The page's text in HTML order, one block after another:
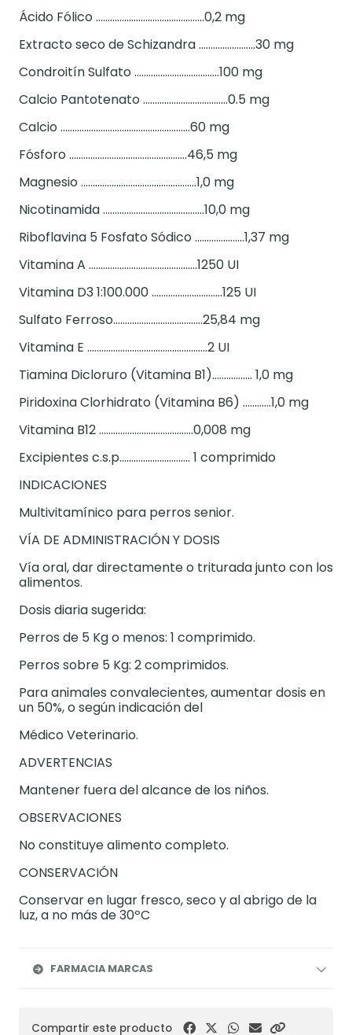
Ácido Fólico ..............................................0,2 mg
Extracto seco de Schizandra ........................30 mg
Condroitín Sulfato ....................................100 mg
Calcio Pantotenato ....................................0.5 mg
Calcio .......................................................60 mg
Fósforo ..................................................46,5 mg
Magnesio .................................................1,0 mg
Nicotinamida ...........................................10,0 mg
Riboflavina 5 Fosfato Sódico .....................1,37 mg
Vitamina A ..............................................1250 UI
Vitamina D3 1:100.000 ..............................125 UI
Sulfato Ferroso......................................25,84 mg
Vitamina E ...................................................2 UI
Tiamina Dicloruro (Vitamina B1)................. 1,0 mg
Piridoxina Clorhidrato (Vitamina B6) ............1,0 mg
Vitamina B12 ........................................0,008 mg
Excipientes c.s.p.............................. 1 comprimido
INDICACIONES
Multivitamínico para perros senior.
VÍA DE ADMINISTRACIÓN Y DOSIS
Vía oral, dar directamente o triturada junto con los
alimentos.
Dosis diaria sugerida:
Perros de 5 Kg o menos: 1 comprimido.
Perros sobre 5 Kg: 2 comprimidos.
Para animales convalecientes, aumentar dosis en
un 50%, o según indicación del
Médico Veterinario.
ADVERTENCIAS
Mantener fuera del alcance de los niños.
OBSERVACIONES
No constituye alimento completo.
CONSERVACIÓN
Conservar en lugar fresco, seco y al abrigo de la
luz, a no más de 30ºC
FARMACIA MARCAS
Compartir este producto